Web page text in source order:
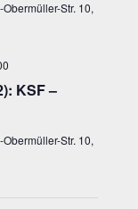
Str. 10,
KSF –
Str. 10,